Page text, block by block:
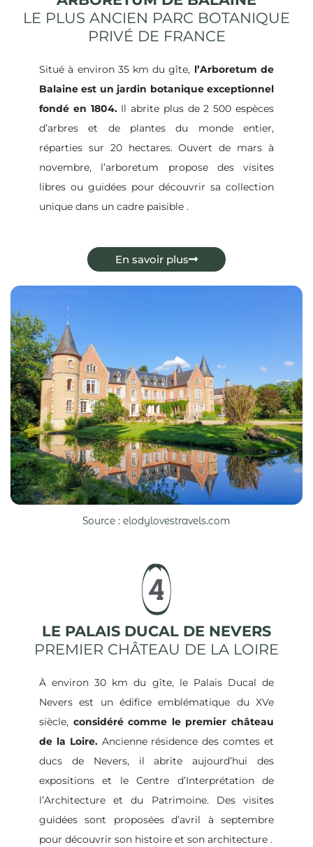
LE PLUS ANCIEN PARC BOTANIQUE
PRIVÉ DE FRANCE
Situé à environ 35 km du gîte, l’Arboretum de
Balaine est un jardin botanique exceptionnel
fondé en 1804. Il abrite plus de 2 500 espèces
d’arbres et de plantes du monde entier,
réparties sur 20 hectares. Ouvert de mars à
novembre, l’arboretum propose des visites
libres ou guidées pour découvrir sa collection
unique dans un cadre paisible .
En savoir plus
Source : elodylovestravels.com
4
LE PALAIS DUCAL DE NEVERS
PREMIER CHÂTEAU DE LA LOIRE
À environ 30 km du gîte, le Palais Ducal de
Nevers est un édifice emblématique du XVe
siècle, considéré comme le premier château
de la Loire. Ancienne résidence des comtes et
ducs de Nevers, il abrite aujourd’hui des
expositions et le Centre d’Interprétation de
l’Architecture et du Patrimoine.
Des visites
guidées sont proposées d’avril à septembre
pour découvrir son histoire et son architecture .